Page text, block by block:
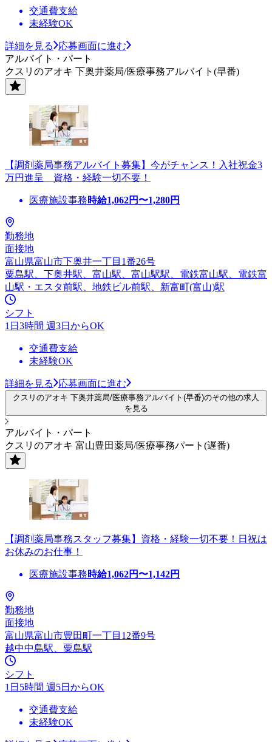
交通費支給
未経験OK
詳細を見る
応募画面に進む
アルバイト・パート
クスリのアオキ 下奥井薬局/医療事務アルバイト(早番)
【調剤薬局事務アルバイト募集】今がチャンス！入社祝金3
万円進呈 資格・経験一切不要！
医療施設事務時給1,062円〜1,280円
勤務地
面接地
富山県富山市下奥井一丁目1番26号
粟島駅、下奥井駅、富山駅、富山駅駅、電鉄富山駅、電鉄富
山駅・エスタ前駅、地鉄ビル前駅、新富町(富山)駅
シフト
1日3時間 週3日からOK
交通費支給
未経験OK
詳細を見る 応募画面に進む
クスリのアオキ 下奥井薬局/医療事務アルバイト(早番)のその他の求人
を見る
アルバイト・パート
クスリのアオキ 富山豊田薬局/医療事務パート(遅番)
【調剤薬局事務スタッフ募集】資格・経験一切不要！日祝は
お休みのお仕事！
医療施設事務時給1,062円〜1,142円
勤務地
面接地
富山県富山市豊田町一丁目12番9号
越中中島駅、粟島駅
シフト
1日5時間 週5日からOK
交通費支給
未経験OK